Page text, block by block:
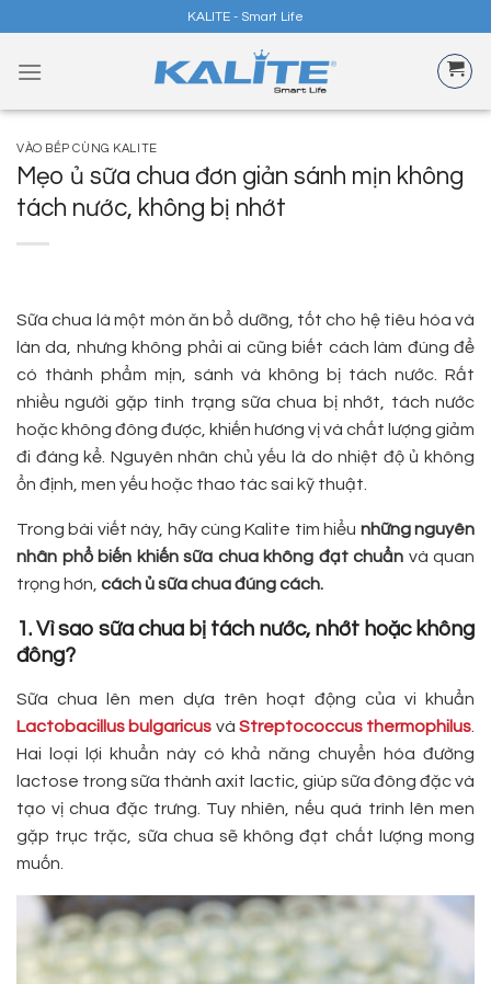
content
KALITE - Smart Life
VÀO BẾP CÙNG KALITE
Mẹo ủ sữa chua đơn giản sánh mịn không
tách nước, không bị nhớt
Sữa chua là một món ăn bổ dưỡng, tốt cho hệ tiêu hóa và
làn da, nhưng không phải ai cũng biết cách làm đúng để
có thành phẩm mịn, sánh và không bị tách nước. Rất
nhiều người gặp tình trạng sữa chua bị nhớt, tách nước
hoặc không đông được, khiến hương vị và chất lượng giảm
đi đáng kể. Nguyên nhân chủ yếu là do nhiệt độ ủ không
ổn định, men yếu hoặc thao tác sai kỹ thuật.
Trong bài viết này, hãy cùng Kalite tìm hiểu những nguyên
nhân phổ biến khiến sữa chua không đạt chuẩn và quan
trọng hơn, cách ủ sữa chua đúng cách.
1. Vì sao sữa chua bị tách nước, nhớt hoặc không
đông?
Sữa chua lên men dựa trên hoạt động của vi khuẩn
Lactobacillus bulgaricus và Streptococcus thermophilus
Hai loại lợi khuẩn này có khả năng chuyển hóa đường
lactose trong sữa thành axit lactic, giúp sữa đông đặc và
tạo vị chua đặc trưng. Tuy nhiên, nếu quá trình lên men
gặp trục trặc, sữa chua sẽ không đạt chất lượng mong
muốn.